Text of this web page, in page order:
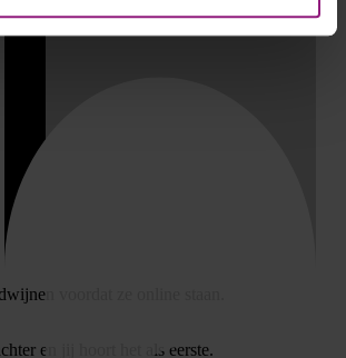
voordat ze online staan.
en jij hoort het als eerste.